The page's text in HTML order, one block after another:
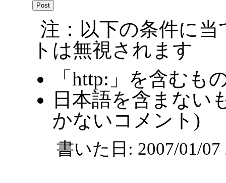
注：以下の条件に
トは無視されます
「http:」を含むも
日本語を含まない
かないコメント)
書いた日: 2007/01/